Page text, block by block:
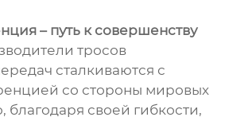
– путь к совершенству
тросов
сталкиваются с
со стороны мировых
благодаря своей гибкости,